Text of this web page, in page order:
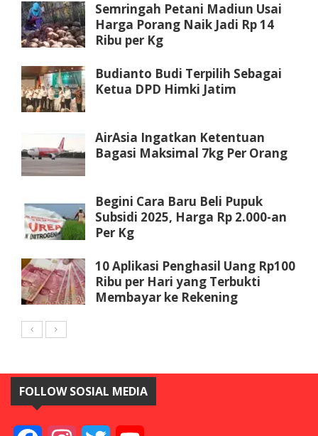
Semringah Petani Madiun Usai
Harga Porang Naik Jadi Rp 14
Ribu per Kg
Budianto Budi Terpilih Sebagai
Ketua DPD Himki Jatim
AirAsia Ingatkan Ketentuan
Bagasi Maksimal 7kg Per Orang
Begini Cara Baru Beli Pupuk
Subsidi 2025, Harga Rp 2.000-an
Per Kg
10 Aplikasi Penghasil Uang Rp100
Ribu per Hari yang Terbukti
Membayar ke Rekening
FOLLOW SOSIAL MEDIA